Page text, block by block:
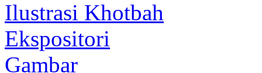
Ilustrasi Khotbah
Ekspositori
Gambar